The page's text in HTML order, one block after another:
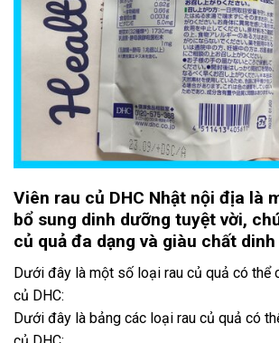
Viên rau củ DHC Nhật nội địa là
bổ sung dinh dưỡng tuyệt vời,
củ quả đa dạng và giàu chất
Dưới đây là một số loại rau củ quả có thể
củ DHC:
Dưới đây là bảng các loại rau củ quả có